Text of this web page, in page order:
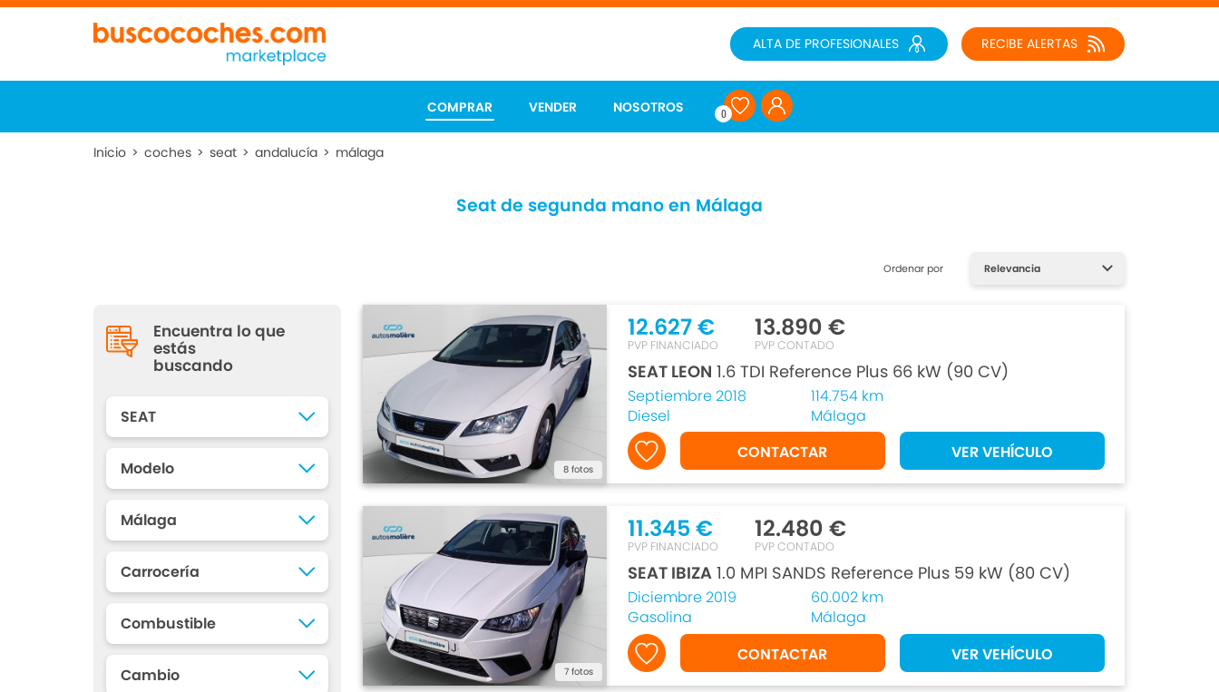
RECIBE ALERTAS
ALTA DE PROFESIONALES
COMPRAR VENDER NOSOTROS 0
Inicio > coches > seat > andalucía > málaga
Seat de segunda mano en Málaga
Encuentra lo que
estás
buscando
Ordenar por
8 fotos
12.627 €
PVP FINANCIADO
13.890 €
PVP CONTADO
SEAT LEON 1.6 TDI Reference Plus 66 kW (90 CV)
Septiembre 2018
Diesel
114.754 km
Málaga
CONTACTAR
VER VEHÍCULO
7 fotos
11.345 €
PVP FINANCIADO
12.480 €
PVP CONTADO
SEAT IBIZA1.0 MPI SANDS Reference Plus 59 kW (80 CV)
Diciembre 2019
Gasolina
60.002 km
Málaga
CONTACTAR
VER VEHÍCULO